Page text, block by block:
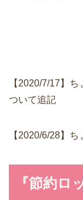
【2020/7/17】
ついて追記
【2020/6/28】
『節約ロ